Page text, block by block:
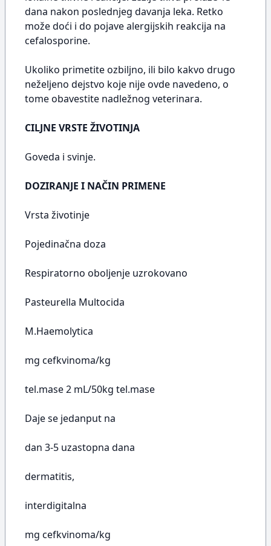
dana nakon poslednjeg davanja leka. Retko
može doći i do pojave alergijskih reakcija na
cefalosporine.
Ukoliko primetite ozbiljno, ili bilo kakvo drugo
neželjeno dejstvo koje nije ovde navedeno, o
tome obavestite nadležnog veterinara.
CILJNE VRSTE ŽIVOTINJA
Goveda i svinje.
DOZIRANJE I NAČIN PRIMENE
Vrsta životinje
Pojedinačna doza
Respiratorno oboljenje uzrokovano
Pasteurella Multocida
M.Haemolytica
mg cefkvinoma/kg
tel.mase 2 mL/50kg tel.mase
Daje se jedanput na
dan 3-5 uzastopna dana
dermatitis,
interdigitalna
mg cefkvinoma/kg